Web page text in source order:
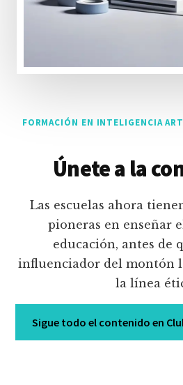
FORMACIÓN EN INTELIGENCIA
Únete a la
Las escuelas ahora
pioneras en enseñar
educación, antes de
influenciador del montón
la línea
Sigue todo el contenido en